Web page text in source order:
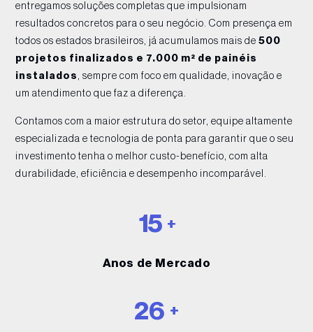
entregamos soluções completas que impulsionam
resultados concretos para o seu negócio. Com presença em
todos os estados brasileiros, já acumulamos mais de500
projetos finalizados e 7.000 m² de painéis
instalados , sempre com foco em qualidade, inovação e
um atendimento que faz a diferença.
Contamos com a maior estrutura do setor, equipe altamente
especializada e tecnologia de ponta para garantir que o seu
investimento tenha o melhor custo-benefício, com alta
durabilidade, eficiência e desempenho incomparável.
15 +
Anos de Mercado
26 +